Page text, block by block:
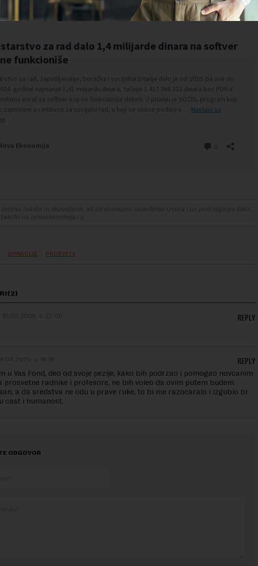
delova teksta je dozvoljeno, ali uz obavezno navođenje izvora i uz postavljanje linka
na novaekonomija.rs
DONACIJE PROSVETA
10.03.2025. u 22:05 REPLY
u 18:19
u Vas Fond, deo od svoje pezije, kako bih podrzao i pomogao novcanim
prosvetne radnike i profesore, ne bih voleo da ovim putem budem
a da sredstva ne odu u prave ruke, to bi me razocaralo i izgubio bi
cast i humanost.
REPLY
ODGOVOR